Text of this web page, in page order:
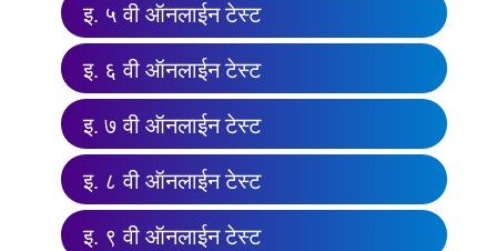
इ. ५ वी ऑनलाईन टेस्ट
इ. ६ वी ऑनलाईन टेस्ट
इ. ७ वी ऑनलाईन टेस्ट
इ. ८ वी ऑनलाईन टेस्ट
इ. ९ वी ऑनलाईन टेस्ट